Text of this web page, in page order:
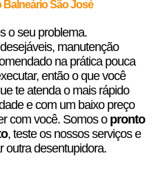
Balneário São José
o seu problema.
manutenção
na prática pouca
então o que você
te atenda o mais rápido
e com um baixo preço
com você. Somos o pronto
, teste os nossos serviços e
outra desentupidora.